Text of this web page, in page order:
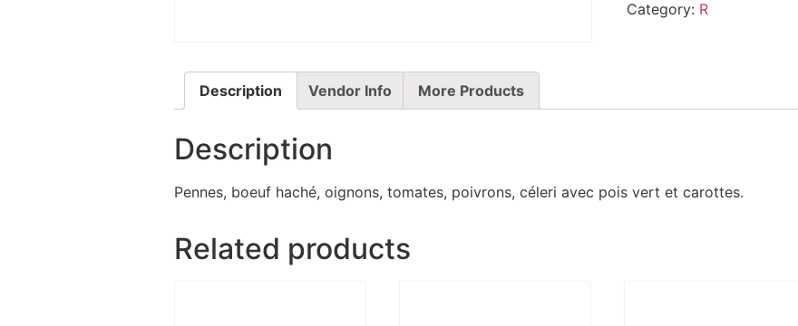
Category: R
Description Vendor Info More Products
Description
Pennes, boeuf haché, oignons, tomates, poivrons, céleri avec pois vert et carottes.
Related products